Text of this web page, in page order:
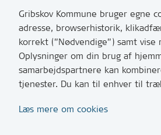
Gribskov Kommune bruger egne
adresse, browserhistorik,
korrekt (”Nødvendige”) samt
Oplysninger om din brug af
samarbejdspartnere kan
tjenester. Du kan til enhver til
Læs mere om cookies